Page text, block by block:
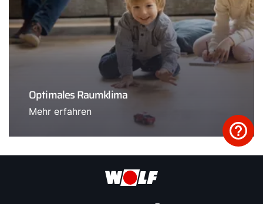
Optimales Raumklima
Mehr erfahren